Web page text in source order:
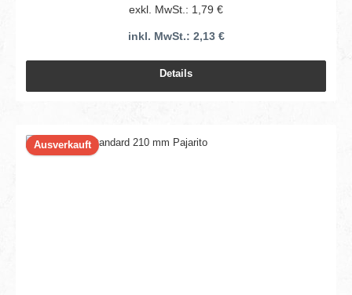
exkl. MwSt.: 1,79 €
inkl. MwSt.: 2,13 €
Details
Ausverkauft